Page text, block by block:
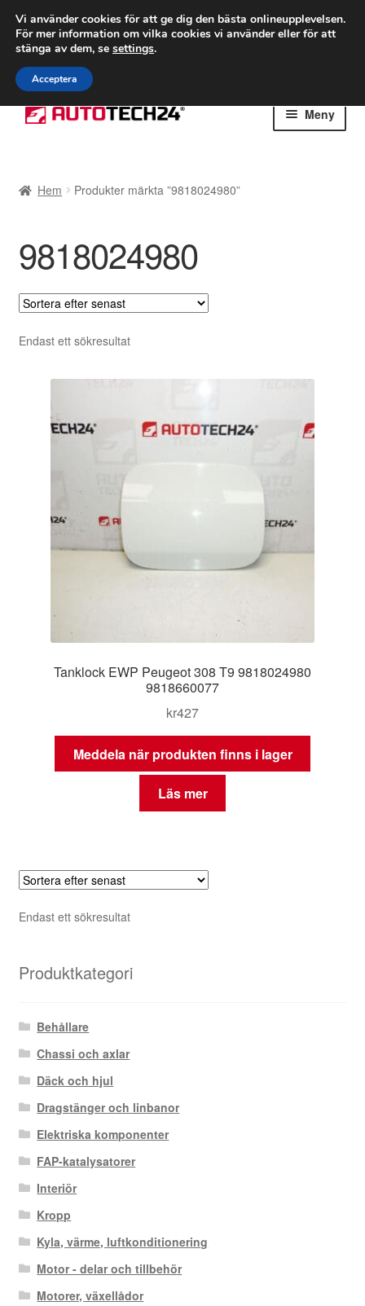
FRAKT från 75 kr
Världsomspännande frakt
Ring 766 924 713
Hoppa
till
Hoppa
till
Meny
Betalningar
Integritetspolicy
Klagomål
Kolla upp
Kontakt
Mitt konto
Reklamationsprocedur
Transport
Världsomspännande frakt
Hem Produkter märkta ”9818024980”
9818024980
Endast ett sökresultat
Tanklock EWP Peugeot 308 T9 9818024980
9818660077
kr427
Meddela när produkten finns i lager
Läs mer
Endast ett sökresultat
Produktkategori
Behållare
Chassi och axlar
Däck och hjul
Dragstänger och linbanor
Elektriska komponenter
FAP-katalysatorer
Interiör
Kropp
Kyla, värme, luftkonditionering
Motor - delar och tillbehör
Motorer, växellådor
Vi använder cookies för att ge dig den bästa onlineupplevelsen.
För mer information om vilka cookies vi använder eller för att
stänga av dem, se settings.
Acceptera